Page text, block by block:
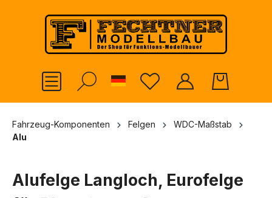
springen
German
Fahrzeug-Komponenten Felgen
WDC-Maßstab
Alu
Alufelge Langloch, Eurofelge